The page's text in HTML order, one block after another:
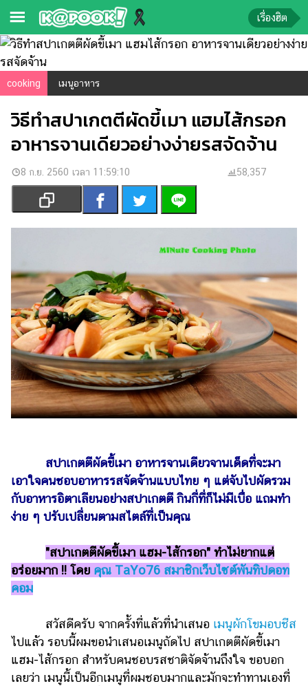
ข่าว-
ความ
รู้
บันเทิง
ตรวจ
หวย
สด
การ
เงิน
การ
ศึกษา
บันเทิง
รูปภาพ
Music
Station
ละคร
บันเทิง
เกาหลี
ไลฟ์
ดูด
วง
เรื่องฮิต
cooking เมนูอาหาร
วิธีทำสปาเกตตีผัดขี้เมา แฮมไส้กรอก
อาหารจานเดียวอย่างง่ายรสจัดจ้าน
8 ก.ย. 2560 เวลา 11:59:10 58,357
สปาเกตตีผัดขี้เมา อาหารจานเดียวจานเด็ดที่จะมา
เอาใจคนชอบอาหารรสจัดจ้านแบบไทย ๆ แต่จับไปผัดรวม
กับอาหารอิตาเลียนอย่างสปาเกตตี กินกี่ที่ก็ไม่มีเบื่อ แถมทำ
ง่าย ๆ ปรับเปลี่ยนตามสไตล์ที่เป็นคุณ
"สปาเกตตีผัดขี้เมา แฮม-ไส้กรอก" ทำไม่ยากแต่
อร่อยมาก !! โดย คุณ TaYo76 สมาชิกเว็บไซต์พันทิปดอท
คอม
สวัสดีครับ จากครั้งที่แล้วที่นำเสนอ เมนูผักโขมอบชีส
ไปแล้ว รอบนี้ผมขอนำเสนอเมนูถัดไป สปาเกตตีผัดขี้เมา
แฮม-ไส้กรอก สำหรับคนชอบรสชาติจัดจ้านถึงใจ ขอบอก
เลยว่า เมนูนี้เป็นอีกเมนูที่ผมชอบมากและมักจะทำทานเองที่